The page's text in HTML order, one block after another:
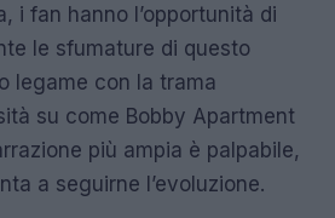
i fan hanno l’opportunità di
le sfumature di questo
legame con la trama
su come Bobby Apartment
più ampia è palpabile,
a seguirne l’evoluzione.